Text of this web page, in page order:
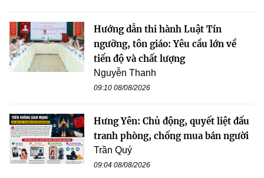
Hướng dẫn thi hành Luật Tín
ngưỡng, tôn giáo: Yêu cầu lớn về
tiến độ và chất lượng
Nguyễn Thanh
09:10 08/08/2026
Hưng Yên: Chủ động, quyết liệt đấu
tranh phòng, chống mua bán người
Trần Quý
09:04 08/08/2026